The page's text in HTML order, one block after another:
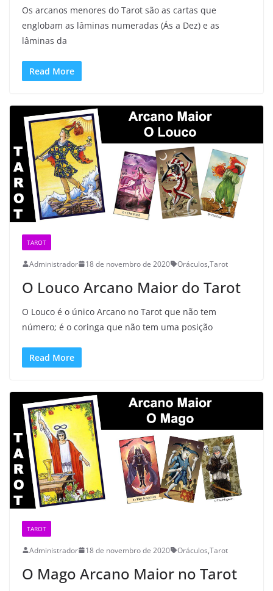
Os arcanos menores do Tarot são as cartas que
englobam as lâminas numeradas (Ás a Dez) e as
lâminas da
Read More
TAROT
Administrador 18 de novembro de 2020 Oráculos,Tarot
O Louco Arcano Maior do Tarot
O Louco é o único Arcano no Tarot que não tem
número; é o coringa que não tem uma posição
Read More
TAROT
Administrador 18 de novembro de 2020 Oráculos,Tarot
O Mago Arcano Maior no Tarot